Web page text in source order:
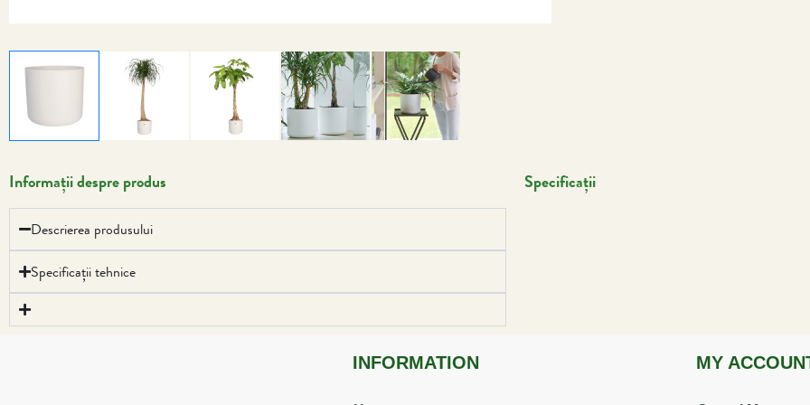
Informații despre produs
Descrierea produsului
Specificații tehnice
Specificații
INFORMATION MY